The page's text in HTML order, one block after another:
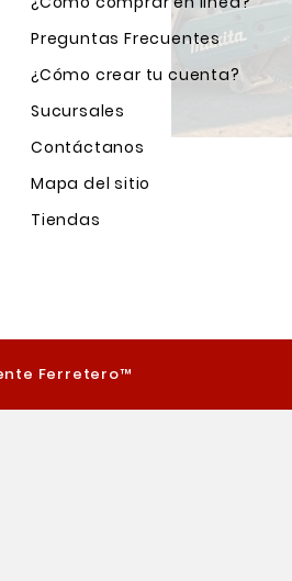
Preguntas Frecuentes
¿Cómo crear tu cuenta?
Sucursales
Contáctanos
Mapa del sitio
Tiendas
Ferretero™